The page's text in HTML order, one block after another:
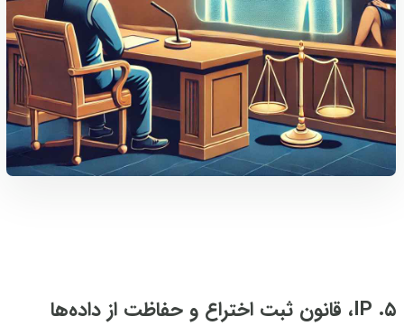
۵. IP، قانون ثبت اختراع و حفاظت از داده‌ها